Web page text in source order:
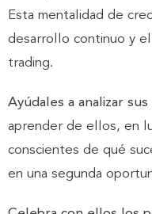
Esta mentalidad de
desarrollo continuo y
trading.
Ayúdales a analizar
aprender de ellos, en
conscientes de qué
en una segunda